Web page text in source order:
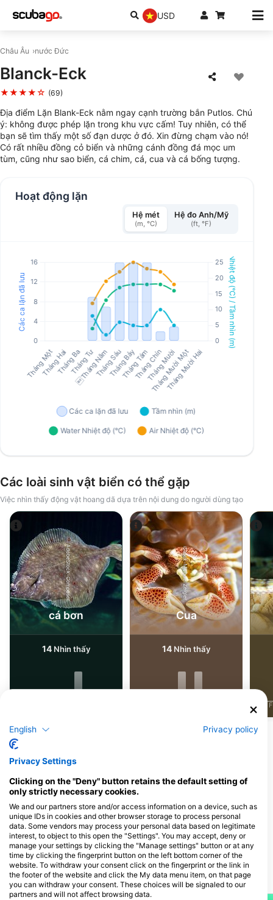
USD
Châu Âu nước Đức
Blanck-Eck
★★★★☆ (69)
Địa điểm Lặn Blank-Eck nằm ngay cạnh trường bắn Putlos. Chú
ý: không được phép lặn trong khu vực cấm! Tuy nhiên, có thể
bạn sẽ tìm thấy một số đạn dược ở đó. Xin đừng chạm vào nó!
Có rất nhiều đồng cỏ biển và những cánh đồng đá mọc um
tùm, cũng như sao biển, cá chim, cá, cua và cá bống tượng.
Hoạt động lặn
Hệ mét
(m, °C)
Hệ đo Anh/Mỹ
(ft, °F)
Các loài sinh vật biển có thể gặp
Việc nhìn thấy động vật hoang dã dựa trên nội dung do người dùng tạo
AdobeStock-Composer.
cá bơn
14Nhìn thấy
iStock-Michael Zeigler
Cua
14Nhìn thấy
F
Các trung tâm lặn phục vụ tại điểm lặn
này
Atlantis Hamburg
Wassersport & Mee(h)r
Fahrenkrön 148, 22179 Hamburg,
Đức
Các địa lặn lân cận
English Privacy policy
Privacy Settings
Clicking on the "Deny" button retains the default setting of
only strictly necessary cookies.
We and our partners store and/or access information on a device, such as
unique IDs in cookies and other browser storage to process personal
data. Some vendors may process your personal data based on legitimate
interest, to object to this open the "Settings". You may accept, deny or
manage your settings by clicking the "Manage settings" button or at any
time by clicking the fingerprint button on the left bottom corner of the
website. To withdraw your consent click on the fingerprint or the link in
the footer of the website and click the My data menu item, on that page
you can withdraw your consent. These choices will be signaled to our
partners and will not affect browsing data.